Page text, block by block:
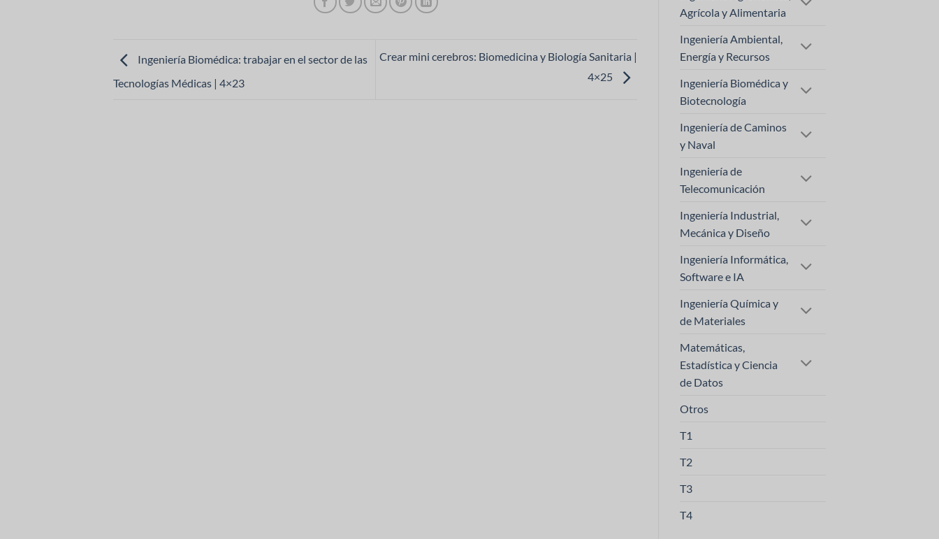
Ingeniería Biomédica: trabajar en el sector de las
Tecnologías Médicas | 4×23
Crear mini cerebros: Biomedicina y Biología Sanitaria |
4×25
Agrícola y Alimentaria
Ingeniería Ambiental,
Energía y Recursos
Ingeniería Biomédica y
Biotecnología
Ingeniería de Caminos
y Naval
Ingeniería de
Telecomunicación
Ingeniería Industrial,
Mecánica y Diseño
Ingeniería Informática,
Software e IA
Ingeniería Química y
de Materiales
Matemáticas,
Estadística y Ciencia
de Datos
Otros
T1
T2
T3
T4